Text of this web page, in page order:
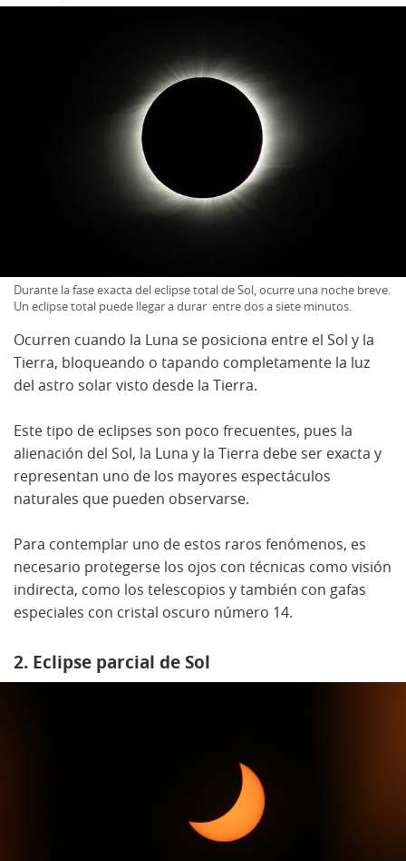
Durante la fase exacta del eclipse total de Sol, ocurre una noche breve.
Un eclipse total puede llegar a durar entre dos a siete minutos.
Ocurren cuando la Luna se posiciona entre el Sol y la
Tierra, bloqueando o tapando completamente la luz
del astro solar visto desde la Tierra.
Este tipo de eclipses son poco frecuentes, pues la
alienación del Sol, la Luna y la Tierra debe ser exacta y
representan uno de los mayores espectáculos
naturales que pueden observarse.
Para contemplar uno de estos raros fenómenos, es
necesario protegerse los ojos con técnicas como visión
indirecta, como los telescopios y también con gafas
especiales con cristal oscuro número 14.
2. Eclipse parcial de Sol